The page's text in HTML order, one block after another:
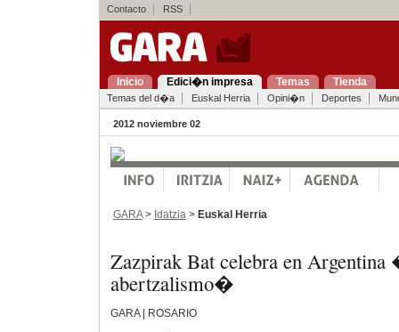
Contacto RSS
Inicio Edici�n impresa Temas Tienda
Temas del d�a Euskal Herria Opini�n Deportes
2012 noviembre 02
GARA> Idatzia > Euskal Herria
Zazpirak Bat celebra en
abertzalismo�
GARA | ROSARIO